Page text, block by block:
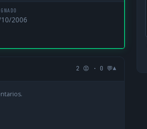
2006
2 😡 · 0 💬▾